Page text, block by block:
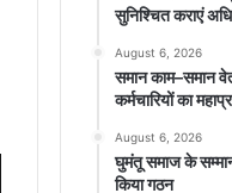
सुनिश्चित कराएं
August 6, 2026
समान काम–समान
कर्मचारियों का
August 6, 2026
घुमंतू समाज के
किया गठन